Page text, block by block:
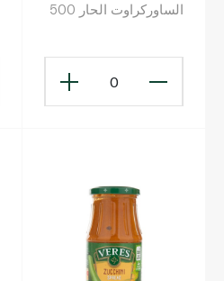
الساوركراوت الحار 500
0